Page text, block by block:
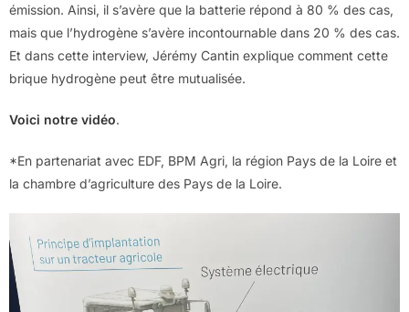
émission. Ainsi, il s’avère que la batterie répond à 80 % des cas,
mais que l’hydrogène s’avère incontournable dans 20 % des cas.
Et dans cette interview, Jérémy Cantin explique comment cette
brique hydrogène peut être mutualisée.
Voici notre vidéo.
*En partenariat avec EDF, BPM Agri, la région Pays de la Loire et
la chambre d’agriculture des Pays de la Loire.